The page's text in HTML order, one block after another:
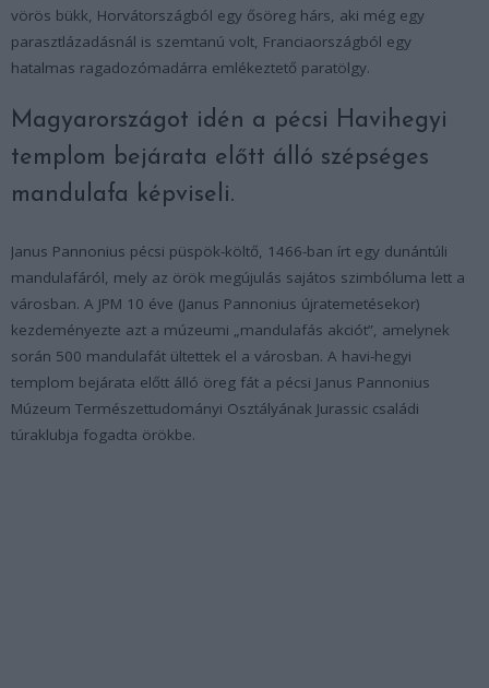
vörös bükk, Horvátországból egy ősöreg hárs, aki még egy
parasztlázadásnál is szemtanú volt, Franciaországból egy
hatalmas ragadozómadárra emlékeztető paratölgy.
Magyarországot idén a pécsi Havihegyi
templom bejárata előtt álló szépséges
mandulafa képviseli.
Janus Pannonius pécsi püspök-költő, 1466-ban írt egy dunántúli
mandulafáról, mely az örök megújulás sajátos szimbóluma lett a
városban. A JPM 10 éve (Janus Pannonius újratemetésekor)
kezdeményezte azt a múzeumi „mandulafás akciót”, amelynek
során 500 mandulafát ültettek el a városban. A havi-hegyi
templom bejárata előtt álló öreg fát a pécsi Janus Pannonius
Múzeum Természettudományi Osztályának Jurassic családi
túraklubja fogadta örökbe.